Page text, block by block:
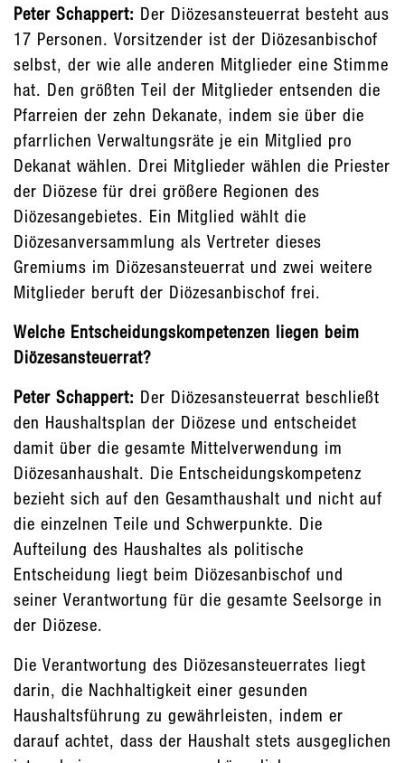
Peter Schappert: Der Diözesansteuerrat besteht aus
17 Personen. Vorsitzender ist der Diözesanbischof
selbst, der wie alle anderen Mitglieder eine Stimme
hat. Den größten Teil der Mitglieder entsenden die
Pfarreien der zehn Dekanate, indem sie über die
pfarrlichen Verwaltungsräte je ein Mitglied pro
Dekanat wählen. Drei Mitglieder wählen die Priester
der Diözese für drei größere Regionen des
Diözesangebietes. Ein Mitglied wählt die
Diözesanversammlung als Vertreter dieses
Gremiums im Diözesansteuerrat und zwei weitere
Mitglieder beruft der Diözesanbischof frei.
Welche Entscheidungskompetenzen liegen beim
Diözesansteuerrat?
Peter Schappert: Der Diözesansteuerrat beschließt
den Haushaltsplan der Diözese und entscheidet
damit über die gesamte Mittelverwendung im
Diözesanhaushalt. Die Entscheidungskompetenz
bezieht sich auf den Gesamthaushalt und nicht auf
die einzelnen Teile und Schwerpunkte. Die
Aufteilung des Haushaltes als politische
Entscheidung liegt beim Diözesanbischof und
seiner Verantwortung für die gesamte Seelsorge in
der Diözese.
Die Verantwortung des Diözesansteuerrates liegt
darin, die Nachhaltigkeit einer gesunden
Haushaltsführung zu gewährleisten, indem er
darauf achtet, dass der Haushalt stets ausgeglichen